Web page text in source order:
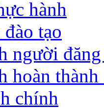
hành
tạo
người
hoàn
chính